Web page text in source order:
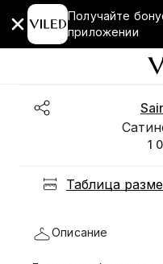
Получайте
приложении
1
Таблица
Описание